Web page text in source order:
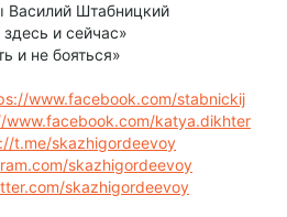
Василий Штабницкий
и сейчас»
и не бояться»
www.facebook.com/stabnickij
www.facebook.com/katya.dikhter
t.me/skazhigordeevoy
skazhigordeevoy
skazhigordeevoy